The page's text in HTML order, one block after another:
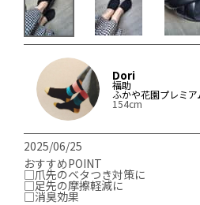
Dori
福助
ふかや花園プレミ
154cm
2025/06/25
おすすめPOINT
□爪先のベタつき対策に
□足先の摩擦軽減に
□消臭効果